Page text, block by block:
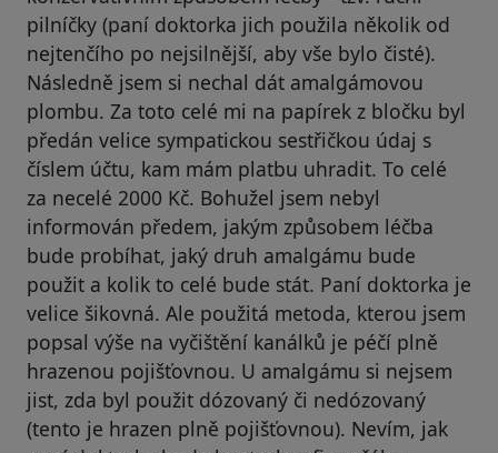
pilníčky (paní doktorka jich použila několik od
nejtenčího po nejsilnější, aby vše bylo čisté).
Následně jsem si nechal dát amalgámovou
plombu. Za toto celé mi na papírek z bločku byl
předán velice sympatickou sestřičkou údaj s
číslem účtu, kam mám platbu uhradit. To celé
za necelé 2000 Kč. Bohužel jsem nebyl
informován předem, jakým způsobem léčba
bude probíhat, jaký druh amalgámu bude
použit a kolik to celé bude stát. Paní doktorka je
velice šikovná. Ale použitá metoda, kterou jsem
popsal výše na vyčištění kanálků je péčí plně
hrazenou pojišťovnou. U amalgámu si nejsem
jist, zda byl použit dózovaný či nedózovaný
(tento je hrazen plně pojišťovnou). Nevím, jak